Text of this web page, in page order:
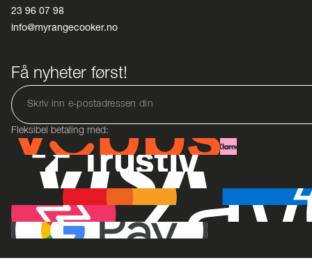
23 96 07 98
info@myrangecooker.no
Få nyheter først!
Fleksibel betaling med: